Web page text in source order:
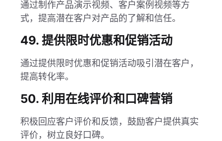
通过制作产品演示视频、客户案例视频等方
式，提高潜在客户对产品的了解和信任。
49. 提供限时优惠和促销活动
通过提供限时优惠和促销活动吸引潜在客户，
提高转化率。
50. 利用在线评价和口碑营销
积极回应客户评价和反馈，鼓励客户提供真实
评价，树立良好口碑。